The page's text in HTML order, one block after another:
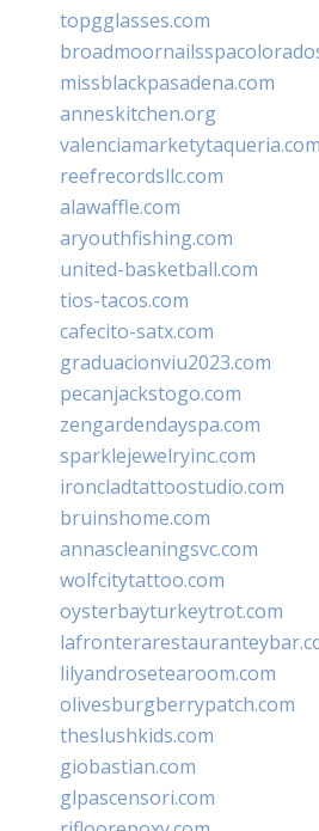
topgglasses.com
missblackpasadena.com
anneskitchen.org
valenciamarketytaqueria.com
reefrecordsllc.com
alawaffle.com
aryouthfishing.com
united-basketball.com
tios-tacos.com
cafecito-satx.com
graduacionviu2023.com
pecanjackstogo.com
zengardendayspa.com
sparklejewelryinc.com
ironcladtattoostudio.com
bruinshome.com
annascleaningsvc.com
wolfcitytattoo.com
oysterbayturkeytrot.com
lilyandrosetearoom.com
olivesburgberrypatch.com
theslushkids.com
giobastian.com
glpascensori.com